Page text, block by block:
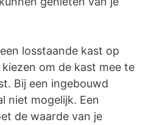
losstaande kast op
om de kast mee te
Bij een ingebouwd
niet mogelijk. Een
de waarde van je